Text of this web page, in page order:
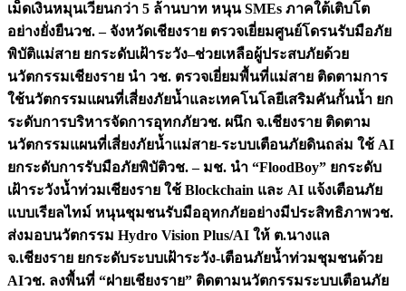
เม็ดเงินหมุนเวียนกว่า 5 ล้านบาท หนุน SMEs ภาคใต้เติบโต
อย่างยั่งยืนวช. – จังหวัดเชียงราย ตรวจเยี่ยมศูนย์โดรนรับมือภัย
พิบัติแม่สาย ยกระดับเฝ้าระวัง–ช่วยเหลือผู้ประสบภัยด้วย
นวัตกรรมเชียงราย นำ วช. ตรวจเยี่ยมพื้นที่แม่สาย ติดตามการ
ใช้นวัตกรรมแผนที่เสี่ยงภัยน้ำและเทคโนโลยีเสริมคันกั้นน้ำ ยก
ระดับการบริหารจัดการอุทกภัยวช. ผนึก จ.เชียงราย ติดตาม
นวัตกรรมแผนที่เสี่ยงภัยน้ำแม่สาย-ระบบเตือนภัยดินถล่ม ใช้ AI
ยกระดับการรับมือภัยพิบัติวช. – มช. นำ “FloodBoy” ยกระดับ
เฝ้าระวังน้ำท่วมเชียงราย ใช้ Blockchain และ AI แจ้งเตือนภัย
แบบเรียลไทม์ หนุนชุมชนรับมืออุทกภัยอย่างมีประสิทธิภาพวช.
ส่งมอบนวัตกรรม Hydro Vision Plus/AI ให้ ต.นางแล
จ.เชียงราย ยกระดับระบบเฝ้าระวัง-เตือนภัยน้ำท่วมชุมชนด้วย
AIวช. ลงพื้นที่ “ฝายเชียงราย” ติดตามนวัตกรรมระบบเตือนภัย